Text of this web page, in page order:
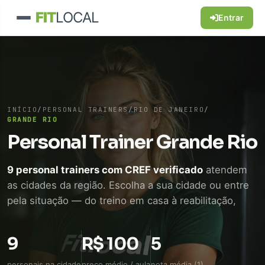
FITLOCAL Entrar
INÍCIO / PERSONAL TRAINERS/RIO DE JANEIRO /
GRANDE RIO
Personal Trainer Grande Rio
9 personal trainers com CREF verificado atendem
as cidades da região. Escolha a sua cidade ou entre
pela situação — do treino em casa à reabilitação,
passando por quem voltou a treinar depois dos 50.
Conversa direta pelo WhatsApp, sem mensalidade
de plataforma.
9 R$ 100 5